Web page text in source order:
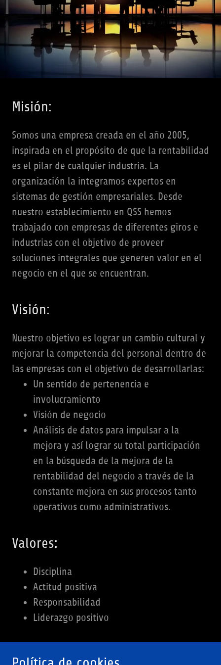
u
e
Iniciar
sesión
Reservaciones
Mi cuenta
Misión:
Somos una empresa creada en el año 2005,
inspirada en el propósito de que la rentabilidad
es el pilar de cualquier industria. La
organización la integramos expertos en
sistemas de gestión empresariales. Desde
nuestro establecimiento en QSS hemos
trabajado con empresas de diferentes giros e
industrias con el objetivo de proveer
soluciones integrales que generen valor en el
negocio en el que se encuentran.
Visión:
Nuestro objetivo es lograr un cambio cultural y
mejorar la competencia del personal dentro de
las empresas con el objetivo de desarrollarlas:
Un sentido de pertenencia e
involucramiento
Visión de negocio
Análisis de datos para impulsar a la
mejora y así lograr su total participación
en la búsqueda de la mejora de la
rentabilidad del negocio a través de la
constante mejora en sus procesos tanto
operativos como administrativos.
Valores:
Disciplina
Actitud positiva
Responsabilidad
Liderazgo positivo